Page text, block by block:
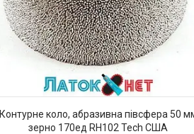
Контурне коло, абразивна півсфера 50
зерно 170ед RH102 Tech США